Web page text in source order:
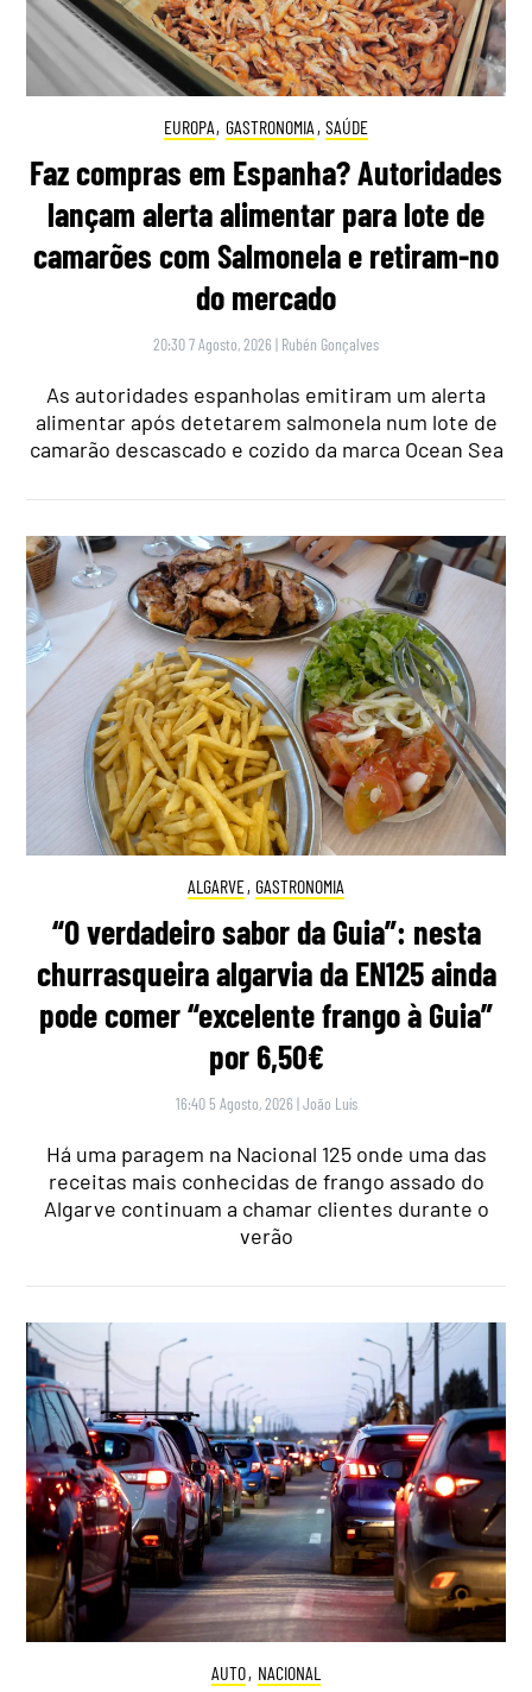
EUROPA, GASTRONOMIA , SAÚDE
Faz compras em Espanha? Autoridades
lançam alerta alimentar para lote de
camarões com Salmonela e retiram-no
do mercado
20:30 7 Agosto, 2026 | Rubén Gonçalves
As autoridades espanholas emitiram um alerta
alimentar após detetarem salmonela num lote de
camarão descascado e cozido da marca Ocean Sea
ALGARVE, GASTRONOMIA
“O verdadeiro sabor da Guia”: nesta
churrasqueira algarvia da EN125 ainda
pode comer “excelente frango à Guia”
por 6,50€
16:40 5 Agosto, 2026 |João Luís
Há uma paragem na Nacional 125 onde uma das
receitas mais conhecidas de frango assado do
Algarve continuam a chamar clientes durante o
verão
AUTO, NACIONAL